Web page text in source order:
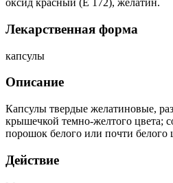
оксид красный (E 172), желатин.
Лекарственная форма
капсулы
Описание
Капсулы твердые желатиновые,
крышечкой темно-желтого цвета;
порошок белого или почти белого
Действие